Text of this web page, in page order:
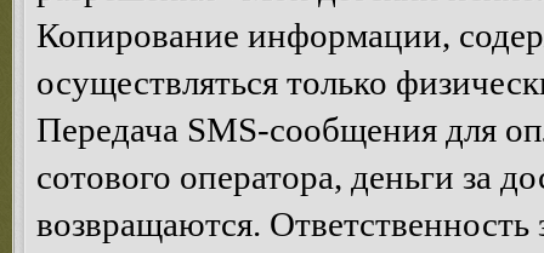
Копирование информации,
осуществляться только
Передача SMS-сообщения для
сотового оператора, деньги за
возвращаются. Ответственность